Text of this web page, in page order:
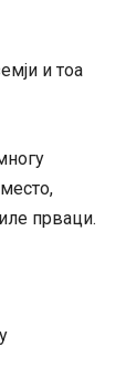
и тоа
прваци.